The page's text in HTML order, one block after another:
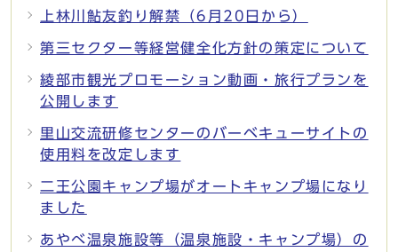
上林川鮎友釣り解禁（6月20日から）
第三セクター等経営健全化方針の策定について
綾部市観光プロモーション動画・旅行プランを
公開します
里山交流研修センターのバーベキューサイトの
使用料を改定します
二王公園キャンプ場がオートキャンプ場になり
ました
あやべ温泉施設等（温泉施設・キャンプ場）の